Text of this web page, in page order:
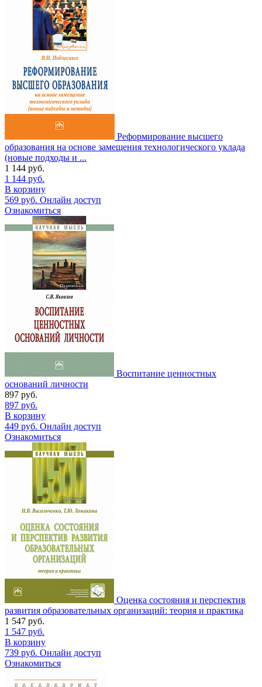
Реформирование высшего
образования на основе замещения технологического уклада
(новые подходы и ...
1 144 руб.
1 144 руб.
В корзину
569 руб. Онлайн доступ
Ознакомиться
Воспитание ценностных
оснований личности
897 руб.
897 руб.
В корзину
449 руб. Онлайн доступ
Ознакомиться
Оценка состояния и перспектив
развития образовательных организаций: теория и практика
1 547 руб.
1 547 руб.
В корзину
739 руб. Онлайн доступ
Ознакомиться